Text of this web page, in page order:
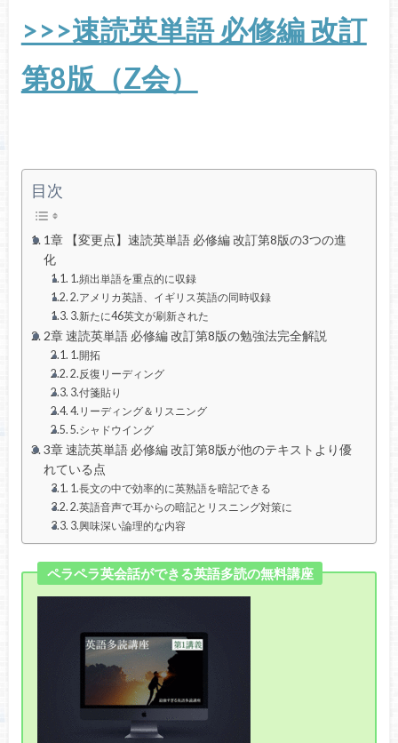
>>>速読英単語 必修編 改訂
第8版（Z会）
目次
1章 【変更点】速読英単語 必修編 改訂第8版の3つの進
化
1.頻出単語を重点的に収録
2.アメリカ英語、イギリス英語の同時収録
3.新たに46英文が刷新された
2章 速読英単語 必修編 改訂第8版の勉強法完全解説
1.開拓
2.反復リーディング
3.付箋貼り
4.リーディング＆リスニング
5.シャドウイング
3章 速読英単語 必修編 改訂第8版が他のテキストより優
れている点
1.長文の中で効率的に英熟語を暗記できる
2.英語音声で耳からの暗記とリスニング対策に
3.興味深い論理的な内容
ペラペラ英会話ができる英語多読の無料講座